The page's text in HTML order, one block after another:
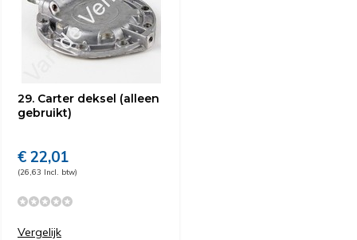
29. Carter deksel (alleen
gebruikt)
€ 22,01
(26,63 Incl. btw)
Vergelijk